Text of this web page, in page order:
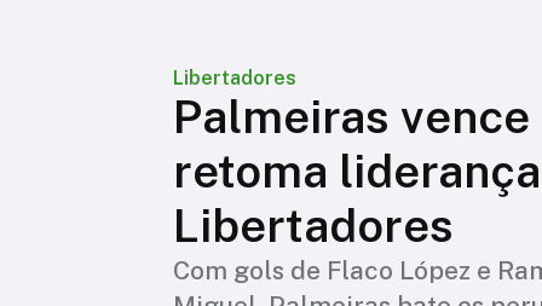
Libertadores
Palmeiras
retoma
Libertadores
Com gols de Flaco López e